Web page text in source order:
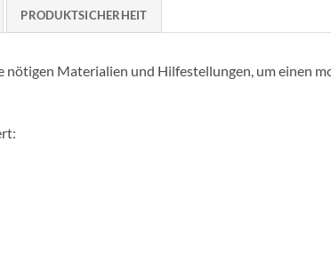
PRODUKTSICHERHEIT
Materialien und Hilfestellungen, um einen